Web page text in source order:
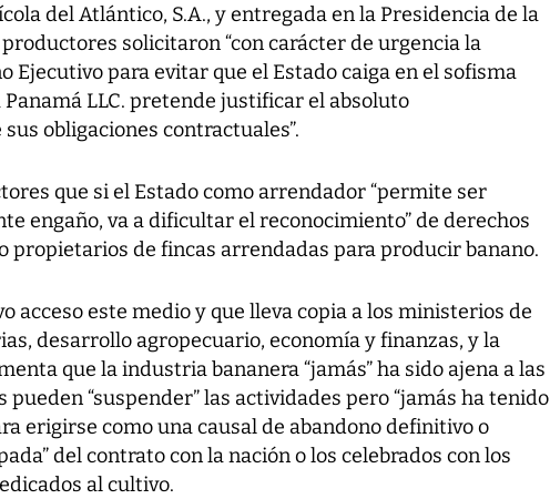
del Atlántico, S.A., y entregada en la Presidencia de la
solicitaron “con carácter de urgencia la
Ejecutivo para evitar que el Estado caiga en el sofisma
Panamá LLC. pretende justificar el absoluto
obligaciones contractuales”.
que si el Estado como arrendador “permite ser
engaño, va a dificultar el reconocimiento” de derechos
propietarios de fincas arrendadas para producir banano.
acceso este medio y que lleva copia a los ministerios de
desarrollo agropecuario, economía y finanzas, y la
que la industria bananera “jamás” ha sido ajena a las
pueden “suspender” las actividades pero “jamás ha tenido
erigirse como una causal de abandono definitivo o
del contrato con la nación o los celebrados con los
al cultivo.